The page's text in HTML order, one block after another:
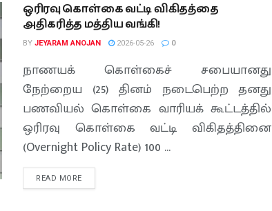
ஒரிரவு கொள்கை வட்டி விகிதத்தை
அதிகரித்த மத்திய வங்கி!
BY JEYARAM ANOJAN 2026-05-26 0
நாணயக் கொள்கைச் சபையானது
நேற்றைய (25) தினம் நடைபெற்ற தனது
பணவியல் கொள்கை வாரியக் கூட்டத்தில்
ஒரிரவு கொள்கை வட்டி விகிதத்தினை
(Overnight Policy Rate) 100 ...
READ MORE